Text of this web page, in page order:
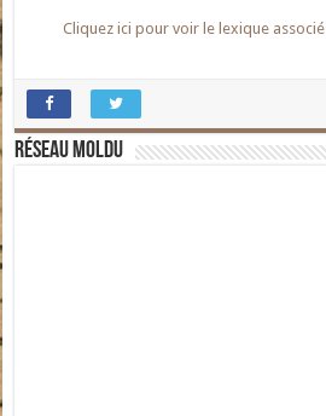
Cliquez ici pour voir le lexique associé
Réseau moldu